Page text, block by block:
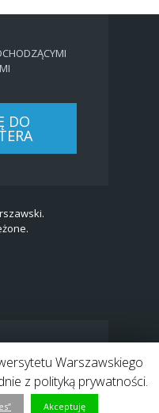
DO
Instagram
LinkedIn
Warszawskiego
z polityką prywatności.
Akceptuję